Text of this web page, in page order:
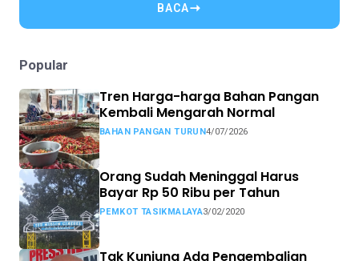
BACA
Popular
Tren Harga-harga Bahan Pangan
Kembali Mengarah Normal
BAHAN PANGAN TURUN4/07/2026
Orang Sudah Meninggal Harus
Bayar Rp 50 Ribu per Tahun
PEMKOT TASIKMALAYA3/02/2020
Tak Kunjung Ada Pengembalian